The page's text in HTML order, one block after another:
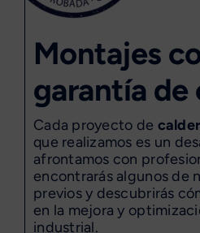
Montajes
garantía de
Cada proyecto de
que realizamos es un
afrontamos con
encontrarás algunos de
previos y descubrirás
en la mejora y
industrial.